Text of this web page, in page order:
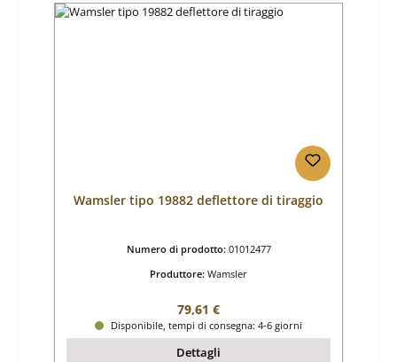
Wamsler tipo 19882 deflettore di tiraggio
Numero di prodotto: 01012477
Produttore: Wamsler
Prezzo normale:
79,61 €
Disponibile, tempi di consegna: 4-6 giorni
Dettagli